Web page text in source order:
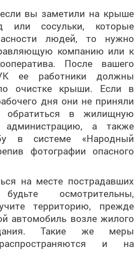
вы заметили на крыше
или сосульки, которые
людей, то нужно
компанию или к
После вашего
ее работники должны
очистке крыши. Если в
дня они не приняли
в жилищную
а также
в системе «Народный
фотографии опасного
на месте пострадавших
будьте осмотрительны,
территорию, прежде
автомобиль возле жилого
Такие же меры
и на